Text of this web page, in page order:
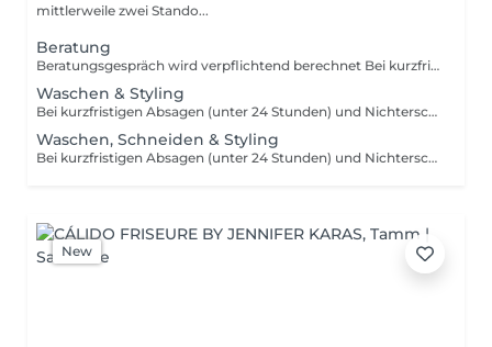
mittlerweile zwei Stando...
Beratung
Beratungsgespräch wird verpflichtend berechnet Bei kurzfristigen Absagen (unter 24 Stunden) und Nichterscheinen berechnen wir 50% des Dienstleistungspreises.
Waschen & Styling
Bei kurzfristigen Absagen (unter 24 Stunden) und Nichterscheinen berechnen wir 50% des Dienstleistungspreises.
Waschen, Schneiden & Styling
Bei kurzfristigen Absagen (unter 24 Stunden) und Nichterscheinen berechnen wir 50% des Dienstleistungspreises
New